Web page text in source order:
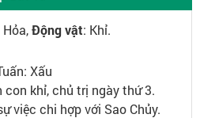
Hỏa,Động vật: Khỉ.
Xấu
con khỉ, chủ trị ngày thứ 3.
việc chi hợp với Sao Chủy.